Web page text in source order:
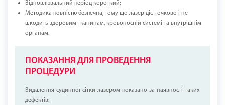
Відновлювальний період короткий;
Методика повністю безпечна, тому що лазер діє точково і не
шкодить здоровим тканинам, кровоносній системі та внутрішнім
органам.
ПОКАЗАННЯ ДЛЯ ПРОВЕДЕННЯ
ПРОЦЕДУРИ
Видалення судинної сітки лазером показано за наявності таких
дефектів: